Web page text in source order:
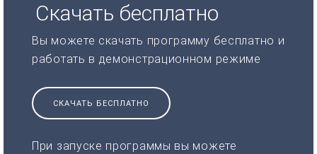
Скачать бесплатно
Вы можете скачать программу бесплатно и
работать в демонстрационном режиме
СКАЧАТЬ БЕСПЛАТНО
При запуске программы вы можете